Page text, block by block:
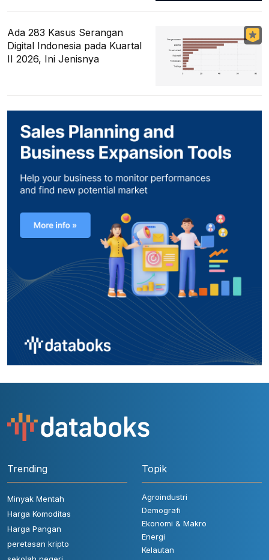
Ada 283 Kasus Serangan
Digital Indonesia pada Kuartal
II 2026, Ini Jenisnya
Trending
Minyak Mentah
Harga Komoditas
Harga Pangan
peretasan kripto
Topik
Agroindustri
Demografi
Ekonomi & Makro
Energi
Kelautan